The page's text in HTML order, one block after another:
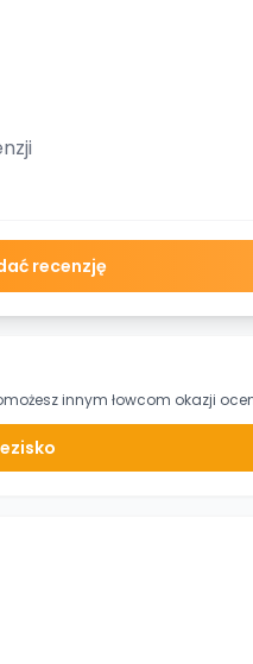
recenzję
innym łowcom okazji